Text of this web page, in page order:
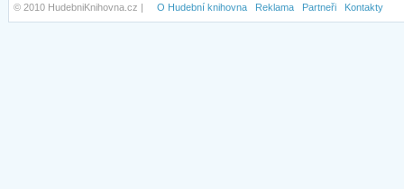
© 2010 HudebniKnihovna.cz | O Hudební knihovna Reklama Partneři Kontakty